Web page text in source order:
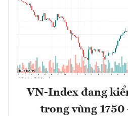
VN-Index đang
trong vùng 1750